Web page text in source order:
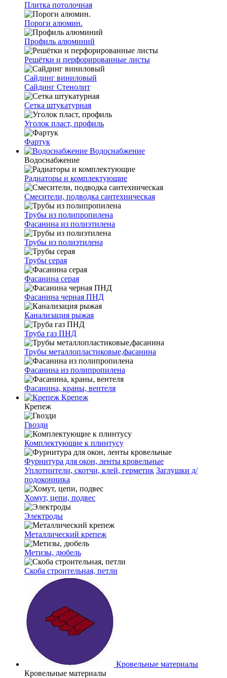
Плитка потолочная
Пороги алюмин.
Профиль алюминий
Решётки и перфорированные листы
Сайдинг виниловый
Сайдинг Стенолит
Сетка штукатурная
Уголок пласт, профиль
Фартук
Водоснабжение
Водоснабжение
Радиаторы и комплектующие
Смесители, подводка сантехническая
Трубы из полипропилена
Фасанина из полиэтилена
Трубы из полиэтилена
Трубы серая
Фасанина серая
Фасанина черная ПНД
Канализация рыжая
Труба газ ПНД
Трубы металлопластиковые,фасанина
Фасанина из полипропилена
Фасанина, краны, вентеля
Крепеж
Крепеж
Гвозди
Комплектующие к плинтусу
Фурнитура для окон, ленты кровельные
Уплотнители, скотчи, клей, герметик Заглушки д/
подоконника
Хомут, цепи, подвес
Электроды
Металлический крепеж
Метизы, дюбель
Скоба строительная, петли
Кровельные материалы
Кровельные материалы